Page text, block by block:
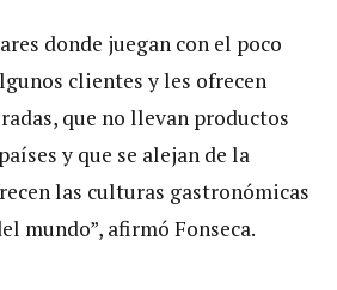
donde juegan con el poco
clientes y les ofrecen
que no llevan productos
y que se alejan de la
las culturas gastronómicas
mundo”, afirmó Fonseca.